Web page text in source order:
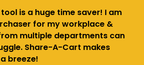
is a huge time saver! I am
for my workplace &
multiple departments can
Share-A-Cart makes
breeze!